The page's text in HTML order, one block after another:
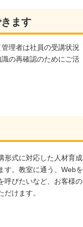
ます
理者は社員の受講状況
の再確認のためにご活
形式に対応した人材育成
す。教室に通う、Webを
呼びたいなど、お客様の
けます。